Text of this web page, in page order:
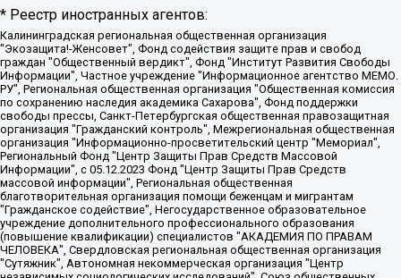
* Реестр иностранных агентов:
Калининградская региональная общественная организация "Экозащита!-Женсовет", Фонд содействия защите прав и свобод граждан "Общественный вердикт", Фонд "Институт Развития Свободы Информации", Частное учреждение "Информационное агентство МЕМО. РУ", Региональная общественная организация "Общественная комиссия по сохранению наследия академика Сахарова", Фонд поддержки свободы прессы, Санкт-Петербургская общественная правозащитная организация "Гражданский контроль", Межрегиональная общественная организация "Информационно-просветительский центр "Мемориал", Региональный Фонд "Центр Защиты Прав Средств Массовой Информации", с 05.12.2023 Фонд "Центр Защиты Прав Средств массовой информации", Региональная общественная благотворительная организация помощи беженцам и мигрантам "Гражданское содействие", Негосударственное образовательное учреждение дополнительного профессионального образования (повышение квалификации) специалистов "АКАДЕМИЯ ПО ПРАВАМ ЧЕЛОВЕКА", Свердловская региональная общественная организация "Сутяжник", Автономная некоммерческая организация "Центр независимых социологических исследований", Союз общественных объединений "Российский исследовательский центр по правам человека", Региональное общественное учреждение научно-информационный центр "МЕМОРИАЛ", Некоммерческая организация "Фонд защиты гласности", Автономная некоммерческая организация "Институт прав человека", Городская общественная организация "Екатеринбургское общество "МЕМОРИАЛ", Городская общественная организация "Рязанское историко-просветительское и правозащитное общество "Мемориал" (Рязанский Мемориал), Челябинский региональный орган общественной самодеятельности – женское общественное объединение "Женщины Евразии", Челябинский региональный орган общественной самодеятельности "Уральская правозащитная группа", Фонд содействия защите здоровья и социальной справедливости имени Андрея Рылькова, Автономная Некоммерческая Организация "Аналитический Центр Юрия Левады", Автономная некоммерческая организация социальной поддержки населения "Проект Апрель", Региональная общественная организация помощи женщинам и детям, находящимся в кризисной ситуации "Информационно-методический центр "Анна", Фонд содействия развитию массовых коммуникаций и правовому просвещению "Так-так-Так", Фонд содействия устойчивому развитию "Серебряная тайга", Свердловский региональный общественный фонд социальных проектов "Новое время", "Idel.Реалии", Кавказ.Реалии, Крым.Реалии, Телеканал Настоящее Время, Татаро-башкирская служба Радио Свобода (Azatliq Radiosi), Радио Свободная Европа/Радио Свобода (PCE/PC), "Сибирь.Реалии", "Фактограф", Благотворительный фонд помощи осужденным и их семьям, Автономная некоммерческая организация "Институт глобализации и социальных движений", Фонд "В защиту прав заключенных", Частное учреждение "Центр поддержки и содействия развитию средств массовой информации", Пензенский региональный общественный благотворительный фонд "Гражданский союз", "Север.Реалии", Некоммерческая организация Фонд "Правовая инициатива", Общество с ограниченной ответственностью "Радио Свободная Европа/Радио Свобода", Чешское информационное агентство "MEDIUM-ORIENT", Красноярская региональная общественная организация "Мы против СПИДа", Камалягин Денис Николаевич, Маркелов Сергей Евгеньевич, Пономарев Лев Александрович, Савицкая Людмила Алексеевна, Автономная некоммерческая организация "Центр по работе с проблемой насилия "НАСИЛИЮ.НЕТ", Межрегиональный профессиональный союз работников здравоохранения "Альянс врачей", Юридическое лицо, зарегистрированное в Латвийской Республике, SIA "Medusa Project" (регистрационный номер 40103797863, дата регистрации 10.06.2014), Некоммерческая организация "Фонд по борьбе с коррупцией", Автономная некоммерческая организация "Институт права и публичной политики", Баданин Роман Сергеевич, Гликин Максим Александрович, Железнова Мария Михайловна, Лукьянова Юлия Сергеевна, Маетная Елизавета Витальевна, Маняхин Петр Борисович, Чуракова Ольга Владимировна, Ярош Юлия Петровна, Юридическое лицо "The Insider SIA", зарегистрированное в Риге, Латвийская Республика (дата регистрации 26.06.2015), являющееся администратором доменного имени интернет-издания "The Insider SIA", https://theins.ru, Постернак Алексей Евгеньевич, Рубин Михаил Аркадьевич, Анин Роман Александрович, Юридическое лицо Istories fonds, зарегистрированное в Латвийской Республике (регистрационный номер 50008295751, дата регистрации 24.02.2020), Великовский Дмитрий Александрович, Долинина Ирина Николаевна, Мароховская Алеся Алексеевна, Шлейнов Роман Юрьевич, Шмагун Олеся Валентиновна, Общество с ограниченной ответственностью "Альтаир 2021", Общество с ограниченной ответственностью "Вега 2021", Общество с ограниченной ответственностью "Главный редактор 2021", Общество с ограниченной ответственностью "Ромашки монолит", Важенков Артем Валерьевич, Ивановская областная общественная организация "Центр гендерных исследований", Гурман Юрий Альбертович, Медиапроект "ОВД-Инфо", Егоров Владимир Владимирович, Жилинский Владимир Александрович, Общество с ограниченной ответственностью "ЗП", Иванова София Юрьевна, Карезина Инна Павловна, Кильтау Екатерина Викторовна, Петров Алексей Викторович, Пискунов Сергей Евгеньевич, Смирнов Сергей Сергеевич, Тихонов Михаил Сергеевич, Общество с ограниченной ответственностью "ЖУРНАЛИСТ-ИНОСТРАННЫЙ АГЕНТ", Арапова Галина Юрьевна, Вольтская Татьяна Анатольевна, Американская компания "Mason G.E.S. Anonymous Foundation" (США), являющаяся владельцем интернет-издания https://mnews.world/, Компания "Stichting Bellingcat", зарегистрированная в Нидерландах (дата регистрации 11.07.2018), Захаров Андрей Вячеславович, Клепиковская Екатерина Дмитриевна, Общество с ограниченной ответственностью "МЕМО", Перл Роман Александрович, Симонов Евгений Алексеевич, Соловьева Елена Анатольевна, Сотников Даниил Владимирович, Сурначева Елизавета Дмитриевна, Автономная некоммерческая организация по защите прав человека и информированию населения "Якутия – Наше Мнение", Общество с ограниченной ответственностью "Москоу диджитал медиа", с 26.01.2023 Общество с ограниченной ответственностью "Чайка Белые сады", Ветошкина Валерия Валерьевна, Заговора Максим Александрович, Межрегиональное общественное движение "Российская ЛГБТ - сеть", Оленичев Максим Владимирович, Павлов Иван Юрьевич, Скворцова Елена Сергеевна, Общество с ограниченной ответственностью "Как бы инагент", Кочетков Игорь Викторович, Общество с ограниченной ответственностью "Честные выборы", Еланчик Олег Александрович, Общество с ограниченной ответственностью "Нобелевский призыв", Гималова Регина Эмилевна, Григорьев Андрей Валерьевич, Григорьева Алина Александровна, Ассоциация по содействию защите прав призывников, альтернативнослужащих и военнослужащих "Правозащитная группа "Гражданин.Армия.Право", Хисамова Регина Фаритовна, Автономная некоммерческая организация по реализации социально-правовых программ "Лилит", Дальневосточное общественное движение "Маяк", Санкт-Петербургская ЛГБТ-инициативная группа "Выход", Инициативная группа ЛГБТ+ "Реверс", Алексеев Андрей Викторович, Бекбулатова Таисия Львовна, Беляев Иван Михайлович, Владыкина Елена Сергеевна, Гельман Марат Александрович, Никульшина Вероника Юрьевна, Толоконникова Надежда Андреевна, Шендерович Виктор Анатольевич, Общество с ограниченной ответственностью "Данное сообщение", Общество с ограниченной ответственностью Издательский дом "Новая глава", Айнбиндер Александра Александровна, Московский комьюнити-центр для ЛГБТ+инициатив, Благотворительный фонд развития филантропии, Deutsche Welle (Германия, Kurt-Schumacher-Strasse 3, 53113 Bonn), Борзунова Мария Михайловна, Воробьев Виктор Викторович, Голубева Анна Львовна, Константинова Алла Михайловна, Малкова Ирина Владимировна, Мурадов Мурад Абдулгалимович, Осетинская Елизавета Николаевна, Понасенков Евгений Николаевич, Ганапольский Матвей Юрьевич, Киселев Евгений Алексеевич, Борухович Ирина Григорьевна, Дремин Иван Тимофеевич, Дубровский Дмитрий Викторович, Красноярская региональная общественная организация поддержки и развития альтернативных образовательных технологий и межкультурных коммуникаций "ИНТЕРРА", Маяковская Екатерина Алексеевна, Фейгин Марк Захарович, Филимонов Андрей Викторович, Дзугкоева Регина Николаевна, Доброхотов Роман Александрович, Дудь Юрий Александрович, Елкин Сергей Владимирович, Кругликов Кирилл Игоревич, Сабунаева Мария Леонидовна, Семенов Алексей Владимирович, Шаинян Карен Багратович, Шульман Екатерина Михайловна, Асафьев Артур Валерьевич, Вахштайн Виктор Семенович, Венедиктов Алексей Алексеевич, Лушникова Екатерина Евгеньевна, Волков Леонид Михайлович, Невзоров Александр Глебович, Пархоменко Сергей Борисович, Сироткин Ярослав Николаевич, Кара-Мурза Владимир Владимирович, Баранова Наталья Владимировна, Гозман Леонид Яковлевич, Кагарлицкий Борис Юльевич, Климарев Михаил Валерьевич, Милов Владимир Станиславович, Автономная некоммерческая организация Краснодарский центр современного искусства "Типография", Моргенштерн Алишер Тагирович, Соболь Любовь Эдуардовна, Общество с ограниченной ответственностью "ЛИЗА НОРМ", Каспаров Гарри Кимович, Ходорковский Михаил Борисович, Общество с ограниченной ответственностью "Апрельские тезисы", Данилович Ирина Брониславовна, Кашин Олег Владимирович, Петров Николай Владимирович, Пивоваров Алексей Владимирович, Соколов Михаил Владимирович, Цветкова Юлия Владимировна, Чичваркин Евгений Александрович, Комитет против пыток/Команда против пыток, Общество с ограниченной ответственностью "Первый научный", Общество с ограниченной ответственностью "Вертолет и ко", Белоцерковская Вероника Борисовна, Кац Максим Евгеньевич, Лазарева Татьяна Юрьевна, Шаведдинов Руслан Табризович, Яшин Илья Валерьевич, Общество с ограниченной ответственностью "Иноагент ААВ", Алешковский Дмитрий Петрович, Альбац Евгения Марковна, Быков Дмитрий Львович, Галямина Юлия Евгеньевна, Лойко Сергей Леонидович, Мартынов Кирилл Константинович, Медведев Сергей Александрович, Крашенинников Федор Геннадиевич, Гордеева Катерина Вл